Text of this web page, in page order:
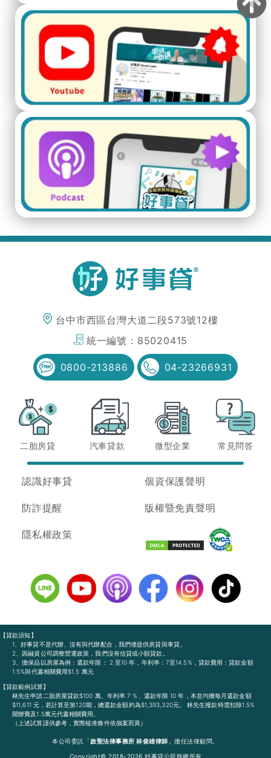
台中市西區台灣大道二段573號12樓
統一編號： 85020415
0800-213886 04-23266931
二胎房貸 汽車貸款 微型企業 常見問答
認識好事貸 個資保護聲明
防詐提醒 版權暨免責聲明
隱私權政策
【貸款須知】
1、好事貸不是代辦、沒有與代辦配合，我們僅提供房貸與車貸。
2、因融資公司調整營運政策，我們沒有信貸或小額貸款。
3、擔保品以房屋為例：還款年限： 2 至10 年，年利率：7至14.5%，貸款費用：貸款金額
1.5%與代書相關費用$1.5 萬元
【貸款範例試算】
林先生申請二胎房屋貸款$100 萬、年利率 7 %、還款年限 10 年，本息均攤每月還款金額
$11,611 元，若計算至第120期，總還款金額約為$1,393,320元。 林先生撥款時需扣除1.5%
開辦費及1.5萬元代書相關費用。
（上述試算謹供參考，實際核准條件依個案而異）
本公司委託「啟聖法律事務所 林俊雄律師 」擔任法律顧問。
Copyright© 2018-2026 好事貸公司版權所有